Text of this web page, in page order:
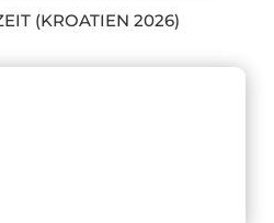
(KROATIEN 2026)